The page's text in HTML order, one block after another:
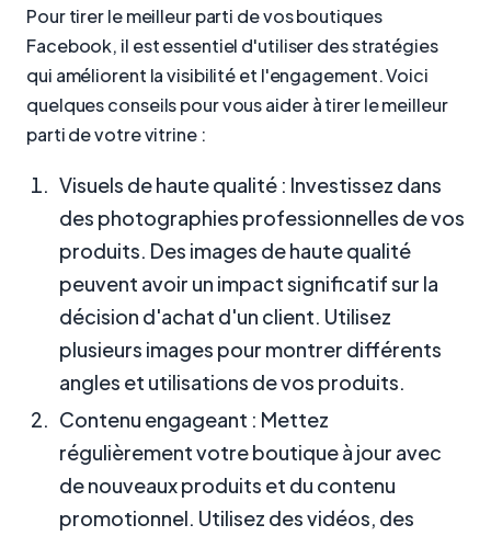
Pour tirer le meilleur parti de vos boutiques
Facebook, il est essentiel d'utiliser des stratégies
qui améliorent la visibilité et l'engagement. Voici
quelques conseils pour vous aider à tirer le meilleur
parti de votre vitrine :
Visuels de haute qualité : Investissez dans
des photographies professionnelles de vos
produits. Des images de haute qualité
peuvent avoir un impact significatif sur la
décision d'achat d'un client. Utilisez
plusieurs images pour montrer différents
angles et utilisations de vos produits.
Contenu engageant : Mettez
régulièrement votre boutique à jour avec
de nouveaux produits et du contenu
promotionnel. Utilisez des vidéos, des